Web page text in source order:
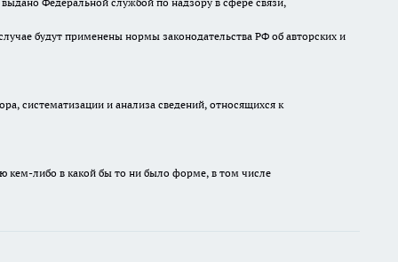
будут применены нормы законодательства РФ об авторских и
систематизации и анализа сведений, относящихся к
кем-либо в какой бы то ни было форме, в том числе